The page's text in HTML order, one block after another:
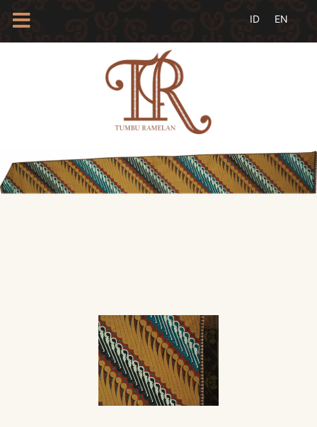
PROFIL
INSAN
BATIK